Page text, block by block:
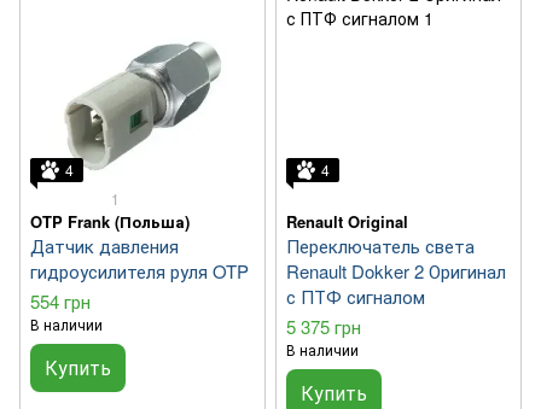
4
1
OTP Frank (Польша)
Датчик давления
гидроусилителя руля OTP
554 грн
В наличии
Купить
4
Renault Original
Переключатель света
Renault Dokker 2 Оригинал
с ПТФ сигналом
5 375 грн
В наличии
Купить